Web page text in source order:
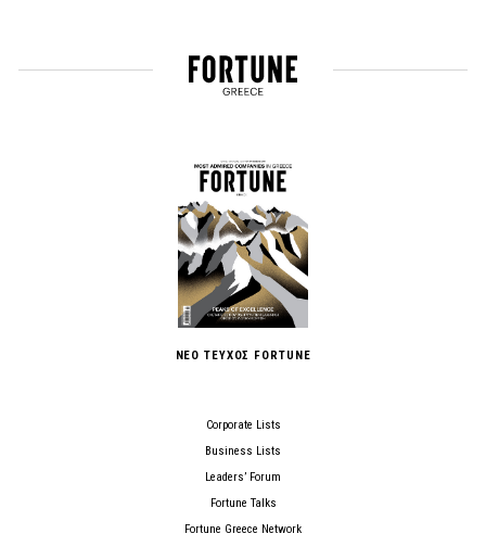
ΝΕΟ ΤΕΥΧΟΣ FORTUNE
Corporate Lists
Business Lists
Leaders’ Forum
Fortune Talks
Fortune Greece Network